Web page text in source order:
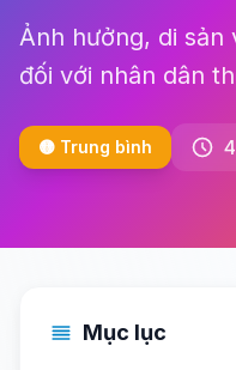
Ảnh hưởng, di sản
đối với nhân dân
🟡 Trung bình
Mục lục